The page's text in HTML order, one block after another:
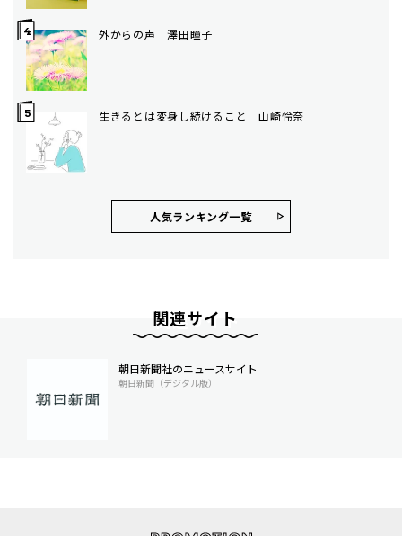
外からの声 澤田瞳子
生きるとは変身し続けること 山崎怜奈
人気ランキング⼀覧
関連サイト
朝日新聞社のニュースサイト
朝日新聞（デジタル版）